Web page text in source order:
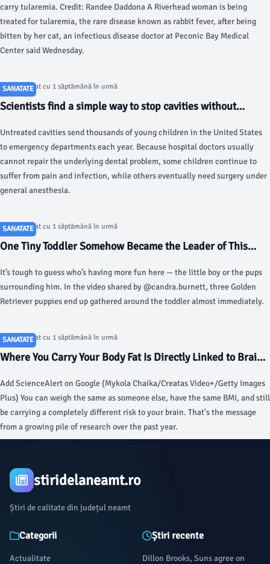
carry tularemia. Credit: Randee Daddona A Riverhead woman is being
treated for tularemia, the rare disease known as rabbit fever, after being
bitten by her cat, an infectious disease doctor at Peconic Bay Medical
Center said Wednesday.
SANATATE
Articol postat cu 1 săptămână în urmă
Scientists find a simple way to stop cavities without
Untreated cavities send thousands of young children in the United States
to emergency departments each year. Because hospital doctors usually
cannot repair the underlying dental problem, some children continue to
suffer from pain and infection, while others eventually need surgery under
general anesthesia.
SANATATE
Articol postat cu 1 săptămână în urmă
One Tiny Toddler Somehow Became the Leader of This
It’s tough to guess who’s having more fun here — the little boy or the pups
surrounding him. In the video shared by @candra.burnett, three Golden
Retriever puppies end up gathered around the toddler almost immediately.
SANATATE
Articol postat cu 1 săptămână în urmă
Where You Carry Your Body Fat Is Directly Linked to Brain
Add ScienceAlert on Google (Mykola Chaika/Creatas Video+/Getty Images
Plus) You can weigh the same as someone else, have the same BMI, and still
be carrying a completely different risk to your brain. That's the message
from a growing pile of research over the past year.
stiridelaneamt.ro
Știri de calitate din județul neamt
Categorii
Actualitate
Știri recente
Dillon Brooks, Suns agree on